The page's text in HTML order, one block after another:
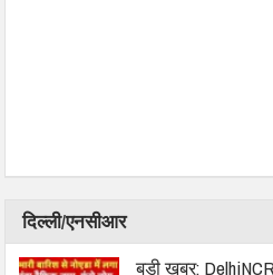
दिल्ली/एनसीआर
बड़ी खबर: